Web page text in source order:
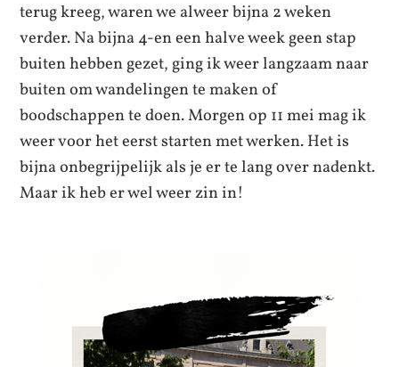
terug kreeg, waren we alweer bijna 2 weken
verder. Na bijna 4-en een halve week geen stap
buiten hebben gezet, ging ik weer langzaam naar
buiten om wandelingen te maken of
boodschappen te doen. Morgen op 11 mei mag ik
weer voor het eerst starten met werken. Het is
bijna onbegrijpelijk als je er te lang over nadenkt.
Maar ik heb er wel weer zin in!